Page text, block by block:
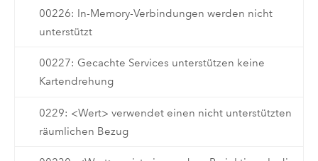
00226: In-Memory-Verbindungen werden nicht
unterstützt
00227: Gecachte Services unterstützen keine
Kartendrehung
0229: <Wert> verwendet einen nicht unterstützten
räumlichen Bezug